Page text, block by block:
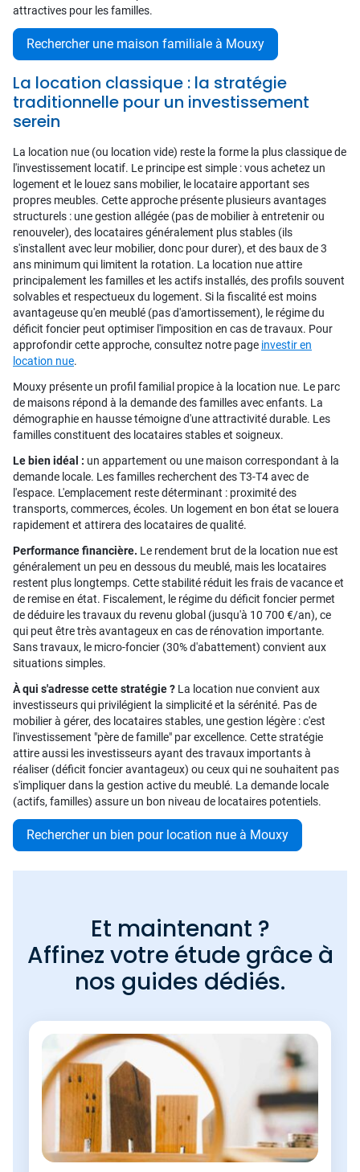
attractives pour les familles.
Rechercher une maison familiale à Mouxy
La location classique : la stratégie
traditionnelle pour un investissement
serein
La location nue (ou location vide) reste la forme la plus classique de
l'investissement locatif. Le principe est simple : vous achetez un
logement et le louez sans mobilier, le locataire apportant ses
propres meubles. Cette approche présente plusieurs avantages
structurels : une gestion allégée (pas de mobilier à entretenir ou
renouveler), des locataires généralement plus stables (ils
s'installent avec leur mobilier, donc pour durer), et des baux de 3
ans minimum qui limitent la rotation. La location nue attire
principalement les familles et les actifs installés, des profils souvent
solvables et respectueux du logement. Si la fiscalité est moins
avantageuse qu'en meublé (pas d'amortissement), le régime du
déficit foncier peut optimiser l'imposition en cas de travaux. Pour
approfondir cette approche, consultez notre page investir en
location nue.
Mouxy présente un profil familial propice à la location nue. Le parc
de maisons répond à la demande des familles avec enfants. La
démographie en hausse témoigne d'une attractivité durable. Les
familles constituent des locataires stables et soigneux.
Le bien idéal : un appartement ou une maison correspondant à la
demande locale. Les familles recherchent des T3-T4 avec de
l'espace. L'emplacement reste déterminant : proximité des
transports, commerces, écoles. Un logement en bon état se louera
rapidement et attirera des locataires de qualité.
Performance financière. Le rendement brut de la location nue est
généralement un peu en dessous du meublé, mais les locataires
restent plus longtemps. Cette stabilité réduit les frais de vacance et
de remise en état. Fiscalement, le régime du déficit foncier permet
de déduire les travaux du revenu global (jusqu'à 10 700 €/an), ce
qui peut être très avantageux en cas de rénovation importante.
Sans travaux, le micro-foncier (30% d'abattement) convient aux
situations simples.
À qui s'adresse cette stratégie ? La location nue convient aux
investisseurs qui privilégient la simplicité et la sérénité. Pas de
mobilier à gérer, des locataires stables, une gestion légère : c'est
l'investissement "père de famille" par excellence. Cette stratégie
attire aussi les investisseurs ayant des travaux importants à
réaliser (déficit foncier avantageux) ou ceux qui ne souhaitent pas
s'impliquer dans la gestion active du meublé. La demande locale
(actifs, familles) assure un bon niveau de locataires potentiels.
Rechercher un bien pour location nue à Mouxy
Et maintenant ?
Affinez votre étude grâce à
nos guides dédiés.